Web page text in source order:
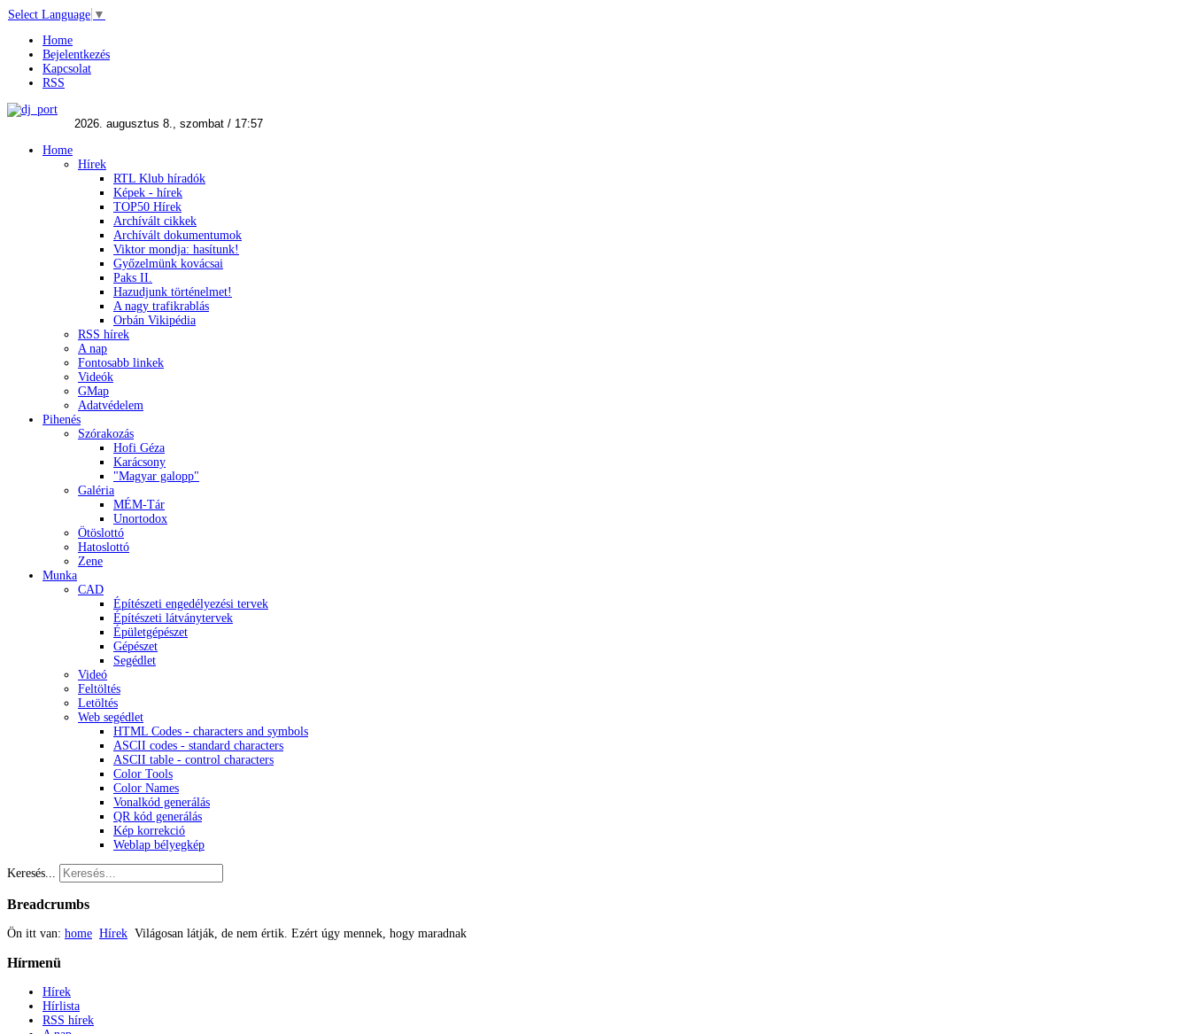
Select Language ▼
Home
Bejelentkezés
Kapcsolat
RSS
Home
Hírek
RTL Klub híradók
Képek - hírek
TOP50 Hírek
Archívált cikkek
Archívált dokumentumok
Viktor mondja: hasítunk!
Győzelmünk kovácsai
Paks II.
Hazudjunk történelmet!
A nagy trafikrablás
Orbán Vikipédia
RSS hírek
A nap
Fontosabb linkek
Videók
GMap
Adatvédelem
Pihenés
Szórakozás
Hofi Géza
Karácsony
"Magyar galopp"
Galéria
MÉM-Tár
Unortodox
Ötöslottó
Hatoslottó
Zene
Munka
CAD
Építészeti engedélyezési tervek
Építészeti látványtervek
Épületgépészet
Gépészet
Segédlet
Videó
Feltöltés
Letöltés
Web segédlet
HTML Codes - characters and symbols
ASCII codes - standard characters
ASCII table - control characters
Color Tools
Color Names
Vonalkód generálás
QR kód generálás
Kép korrekció
Weblap bélyegkép
Keresés...
Breadcrumbs
Ön itt van: home Hírek Világosan látják, de nem értik. Ezért úgy mennek, hogy maradnak
Hírmenü
Hírek
Hírlista
RSS hírek